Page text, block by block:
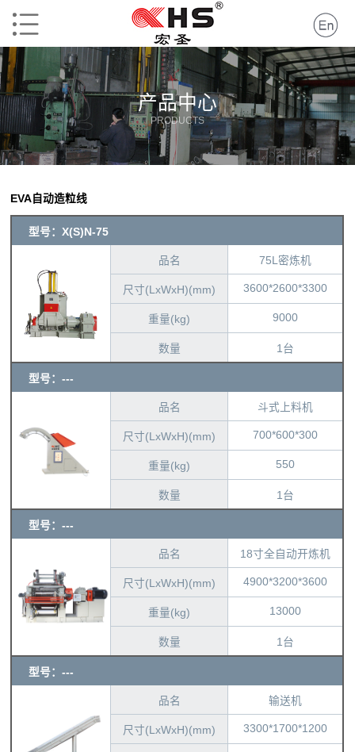
产品中心
PRODUCTS
EVA自动造粒线
型号：X(S)N-75
品名 75L密炼机
尺寸(LxWxH)(mm) 3600*2600*3300
重量(kg) 9000
数量 1台
型号：---
品名 斗式上料机
尺寸(LxWxH)(mm) 700*600*300
重量(kg) 550
数量 1台
型号：---
品名 18寸全自动开炼机
尺寸(LxWxH)(mm) 4900*3200*3600
重量(kg) 13000
数量 1台
型号：---
品名 输送机
尺寸(LxWxH)(mm) 3300*1700*1200